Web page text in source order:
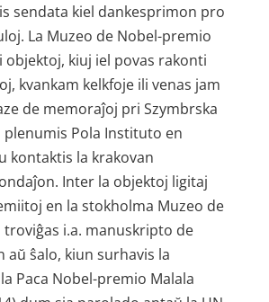
sendata kiel dankesprimon pro
La Muzeo de Nobel-premio
objektoj, kiuj iel povas rakonti
kvankam kelkfoje ili venas jam
de memoraĵoj pri Szymbrska
Pola Instituto en
kontaktis la krakovan
Inter la objektoj ligitaj
en la stokholma Muzeo de
i.a. manuskripto de
aŭ ŝalo, kiun surhavis la
Paca Nobel-premio Malala